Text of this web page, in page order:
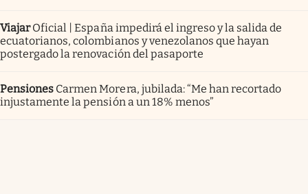
Viajar Oficial | España impedirá el ingreso y la salida de
ecuatorianos, colombianos y venezolanos que hayan
postergado la renovación del pasaporte
Pensiones Carmen Morera, jubilada: “Me han recortado
injustamente la pensión a un 18% menos”